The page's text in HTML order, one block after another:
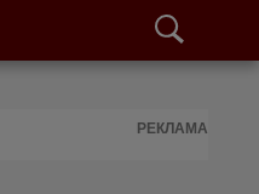
РЕКЛАМА